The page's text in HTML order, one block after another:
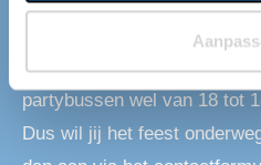
mensen van en naar
partybussen. Wij kunnen
partybussen wel van 18 tot
Dus wil jij het feest